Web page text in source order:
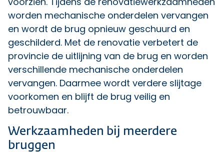
worden mechanische onderdelen vervangen
en wordt de brug opnieuw geschuurd en
geschilderd. Met de renovatie verbetert de
provincie de uitlijning van de brug en worden
verschillende mechanische onderdelen
vervangen. Daarmee wordt verdere slijtage
voorkomen en blijft de brug veilig en
betrouwbaar.
Werkzaamheden bij meerdere
bruggen